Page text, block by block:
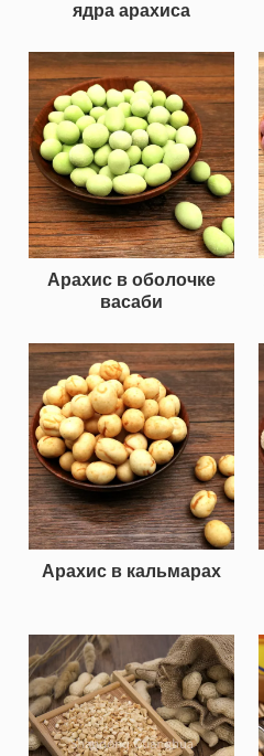
ядра арахиса
Арахис в оболочке
васаби
Арахис в кальмарах